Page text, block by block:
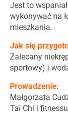
Jest to
wykonywać na
mieszkania.
Jak się
Zalecany
sportowy) i
Prowadzenie:
Małgorzata
Tai Chi i